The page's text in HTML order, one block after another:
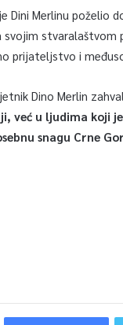
Dini Merlinu poželio
svojim stvaralaštvom
prijateljstvo i
Dino Merlin
već u ljudima koji
snagu Crne